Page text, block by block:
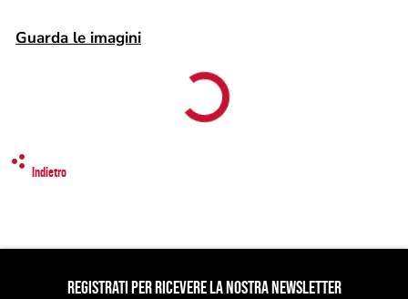
Guarda le imagini
Indietro
REGISTRATI PER RICEVERE LA NOSTRA NEWSLETTER